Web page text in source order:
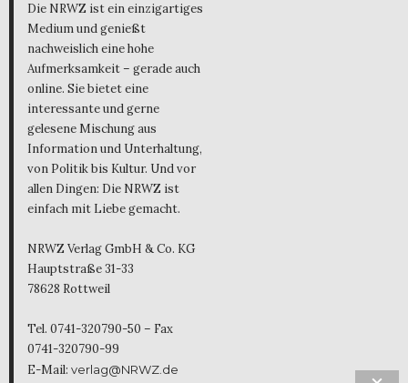
Die NRWZ ist ein einzigartiges
Medium und genießt
nachweislich eine hohe
Aufmerksamkeit – gerade auch
online. Sie bietet eine
interessante und gerne
gelesene Mischung aus
Information und Unterhaltung,
von Politik bis Kultur. Und vor
allen Dingen: Die NRWZ ist
einfach mit Liebe gemacht.
NRWZ Verlag GmbH & Co. KG
Hauptstraße 31-33
78628 Rottweil
Tel. 0741-320790-50 – Fax
0741-320790-99
E-Mail: verlag@NRWZ.de